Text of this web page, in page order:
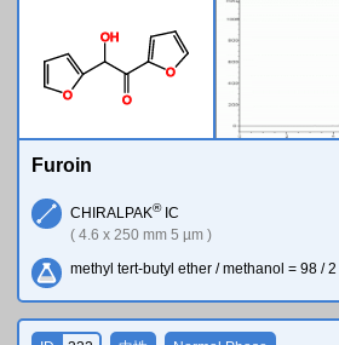
O O
OH
O
Furoin
CHIRALPAK®IC
( 4.6 x 250 mm 5 µm )
methyl tert-butyl ether / methanol = 98 / 2